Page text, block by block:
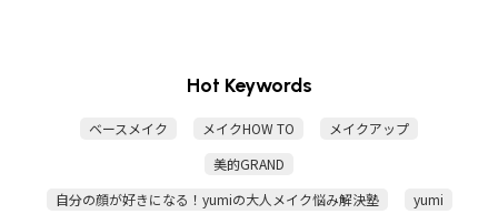
Hot Keywords
ベースメイク メイクHOW TO
メイクアップ
美的GRAND
自分の顔が好きになる！yumiの大人メイク悩み解決塾
yumi